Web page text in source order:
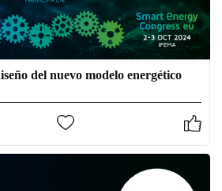
del nuevo modelo energético